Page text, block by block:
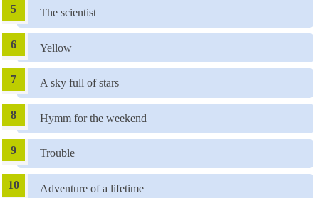
The scientist
Yellow
A sky full of stars
Hymm for the weekend
Trouble
Adventure of a lifetime